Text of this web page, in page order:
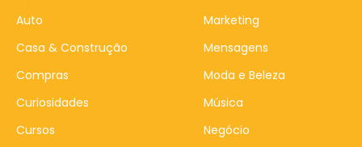
Auto
Casa & Construção
Compras
Curiosidades
Cursos
Marketing
Mensagens
Moda e Beleza
Música
Negócio